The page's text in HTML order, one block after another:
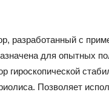
разработанный с
для опытных
гироскопической
Позволяет